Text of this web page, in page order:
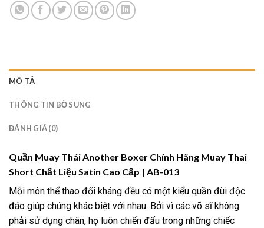
MÔ TẢ
THÔNG TIN BỔ SUNG
ĐÁNH GIÁ (0)
Quần Muay Thái Another Boxer Chính Hãng Muay Thai
Short Chất Liệu Satin Cao Cấp | AB-013
Mỗi môn thể thao đối kháng đều có một kiểu quần đùi độc
đáo giúp chúng khác biệt với nhau. Bởi vì các võ sĩ không
phải sử dụng chân, họ luôn chiến đấu trong những chiếc